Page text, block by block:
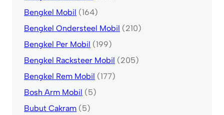
Bengkel Mobil (164)
Bengkel Ondersteel Mobil (210)
Bengkel Per Mobil (199)
Bengkel Racksteer Mobil (205)
Bengkel Rem Mobil (177)
Bosh Arm Mobil (5)
Bubut Cakram (5)